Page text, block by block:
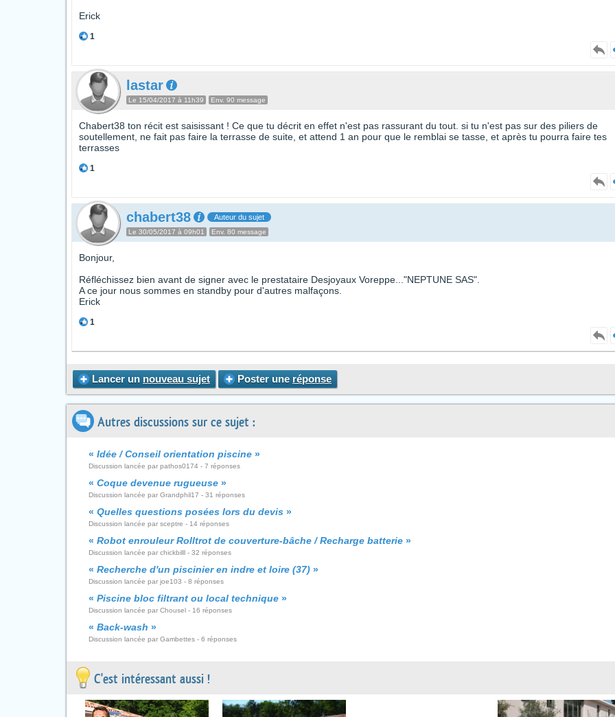
Erick
1
lastar
Le 15/04/2017 à 11h39 Env. 90 message
Chabert38 ton récit est saisissant ! Ce que tu décrit en effet n'est pas rassurant du tout. si tu n'est pas sur des piliers de
soutellement, ne fait pas faire la terrasse de suite, et attend 1 an pour que le remblai se tasse, et après tu pourra faire tes
terrasses
1
chabert38 Auteur du sujet
Le 30/05/2017 à 09h01 Env. 80 message
Bonjour,
Réfléchissez bien avant de signer avec le prestataire Desjoyaux Voreppe..."NEPTUNE SAS".
A ce jour nous sommes en standby pour d'autres malfaçons.
Erick
1
Lancer un nouveau sujet Poster une réponse
Autres discussions sur ce sujet :
« Idée / Conseil orientation piscine »
Discussion lancée par pathos0174 - 7 réponses
« Coque devenue rugueuse »
Discussion lancée par Grandphil17 - 31 réponses
« Quelles questions posées lors du devis »
Discussion lancée par sceptre - 14 réponses
« Robot enrouleur Rolltrot de couverture-bâche / Recharge batterie »
Discussion lancée par chickbilll - 32 réponses
« Recherche d'un piscinier en indre et loire (37) »
Discussion lancée par joe103 - 8 réponses
« Piscine bloc filtrant ou local technique »
Discussion lancée par Chousel - 16 réponses
« Back-wash »
Discussion lancée par Gambettes - 6 réponses
C'est intéressant aussi !